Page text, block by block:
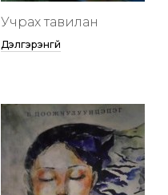
Учрах тавилан
Дэлгэрэнгүй